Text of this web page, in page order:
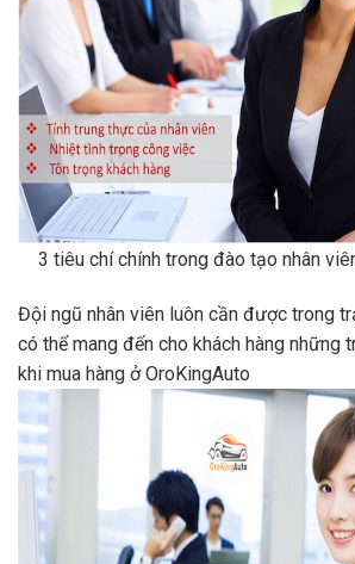
3 tiêu chí chính trong đào tạo nhân
Đội ngũ nhân viên luôn cần được trong
có thể mang đến cho khách hàng những
khi mua hàng ở OroKingAuto